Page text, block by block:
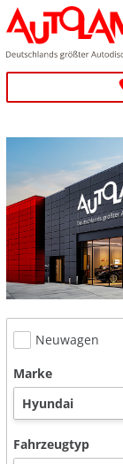
Neuwagen
Marke
Fahrzeugtyp